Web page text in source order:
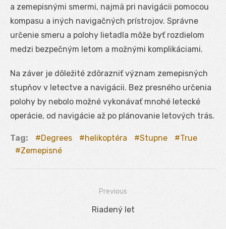
a zemepisnými smermi, najmä pri navigácii pomocou
kompasu a iných navigačných prístrojov. Správne
určenie smeru a polohy lietadla môže byť rozdielom
medzi bezpečným letom a možnými komplikáciami.
Na záver je dôležité zdôrazniť význam zemepisných
stupňov v letectve a navigácii. Bez presného určenia
polohy by nebolo možné vykonávať mnohé letecké
operácie, od navigácie až po plánovanie letových trás.
Tag: Degrees helikoptéra Stupne
True
Zemepisné
Previous
Previous
Riadený let